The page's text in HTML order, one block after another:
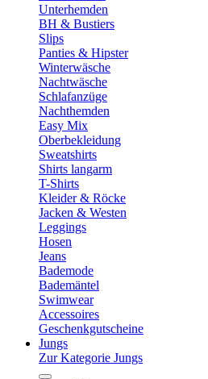
Unterhemden
BH & Bustiers
Slips
Panties & Hipster
Winterwäsche
Nachtwäsche
Schlafanzüge
Nachthemden
Easy Mix
Oberbekleidung
Sweatshirts
Shirts langarm
T-Shirts
Kleider & Röcke
Jacken & Westen
Leggings
Hosen
Jeans
Bademode
Bademäntel
Swimwear
Accessoires
Geschenkgutscheine
Jungs
Zur Kategorie Jungs